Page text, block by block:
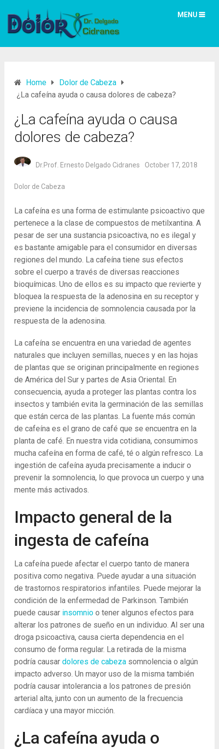
MENU
Home
Dolor de Cabeza
¿La cafeína ayuda o causa dolores de cabeza?
¿La cafeína ayuda o causa
dolores de cabeza?
Dr.Prof. Ernesto Delgado Cidranes October 17, 2018
Dolor de Cabeza
La cafeína es una forma de estimulante psicoactivo que
pertenece a la clase de compuestos de metilxantina. A
pesar de ser una sustancia psicoactiva, no es ilegal y
es bastante amigable para el consumidor en diversas
regiones del mundo. La cafeína tiene sus efectos
sobre el cuerpo a través de diversas reacciones
bioquímicas. Uno de ellos es su impacto que revierte y
bloquea la respuesta de la adenosina en su receptor y
previene la incidencia de somnolencia causada por la
respuesta de la adenosina.
La cafeína se encuentra en una variedad de agentes
naturales que incluyen semillas, nueces y en las hojas
de plantas que se originan principalmente en regiones
de América del Sur y partes de Asia Oriental. En
consecuencia, ayuda a proteger las plantas contra los
insectos y también evita la germinación de las semillas
que están cerca de las plantas. La fuente más común
de cafeína es el grano de café que se encuentra en la
planta de café. En nuestra vida cotidiana, consumimos
mucha cafeína en forma de café, té o algún refresco. La
ingestión de cafeína ayuda precisamente a inducir o
prevenir la somnolencia, lo que provoca un cuerpo y una
mente más activados.
Impacto general de la
ingesta de cafeína
La cafeína puede afectar el cuerpo tanto de manera
positiva como negativa. Puede ayudar a una situación
de trastornos respiratorios infantiles. Puede mejorar la
condición de la enfermedad de Parkinson. También
puede causar insomnio o tener algunos efectos para
alterar los patrones de sueño en un individuo. Al ser una
droga psicoactiva, causa cierta dependencia en el
consumo de forma regular. La retirada de la misma
podría causar dolores de cabeza somnolencia o algún
impacto adverso. Un mayor uso de la misma también
podría causar intolerancia a los patrones de presión
arterial alta, junto con un aumento de la frecuencia
cardíaca y una mayor micción.
¿La cafeína ayuda o